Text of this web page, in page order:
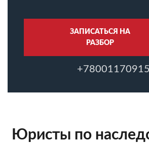
ЗАПИСАТЬСЯ НА
РАЗБОР
+78001170915
Юристы по